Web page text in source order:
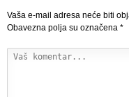
Vaša e-mail adresa neće biti
Obavezna polja su označena *